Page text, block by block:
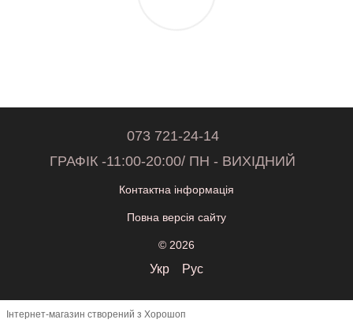
073 721-24-14
ГРАФІК -11:00-20:00/ ПН - ВИХІДНИЙ
Контактна інформація
Повна версія сайту
© 2026
Укр Рус
Інтернет-магазин створений з Хорошоп